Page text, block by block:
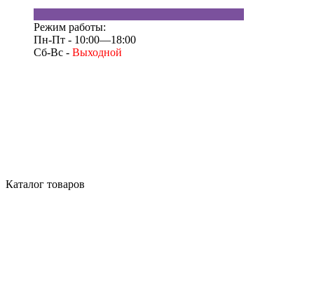
Режим работы:
Пн-Пт - 10:00—18:00
Сб-Вс - Выходной
Каталог товаров